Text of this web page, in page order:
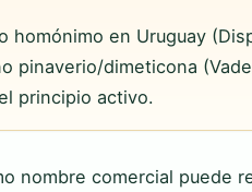
homónimo en Uruguay
pinaverio/dimeticona
principio activo.
nombre comercial puede